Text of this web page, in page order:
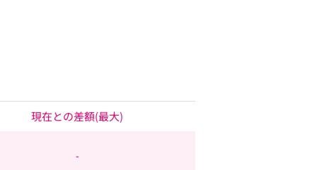
現在との差額(最大)
-